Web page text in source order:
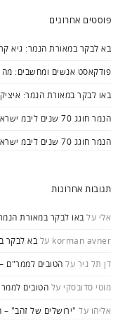
פוסטים אחרונים
בא לבקר במאורת הנמר: גיא
פודקאסט אנשים ומחשבים: מה
באו לבקר במאורת הנמר:
הנמר חוגג 70 שנים ליבמ ישראל – חלק ג'
הנמר חוגג 70 שנים ליבמ ישראל – חלק א'
תגובות אחרונות
אלי עלבאו לבקר במאורת
korman avner עלבא לבקר
דן תל ניר על הטובים לממר"ם –
מוטי סדובסקי על הטובים
אליהו על "ירושלים של זהב" – הדרימליינר ה-